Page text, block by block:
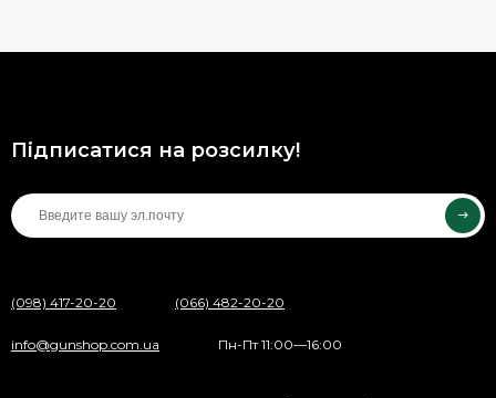
Підписатися на розсилку!
(098) 417-20-20 (066) 482-20-20
info@gunshop.com.ua Пн-Пт 11:00—16:00